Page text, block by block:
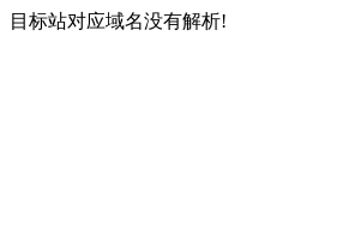
目标站对应域名没有解析!